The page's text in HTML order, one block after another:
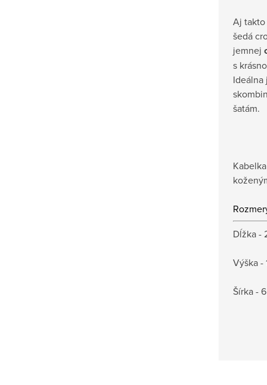
Aj takto
šedá
jemnej
s
šatám.
Dĺžka -
Výška -
Šírka -